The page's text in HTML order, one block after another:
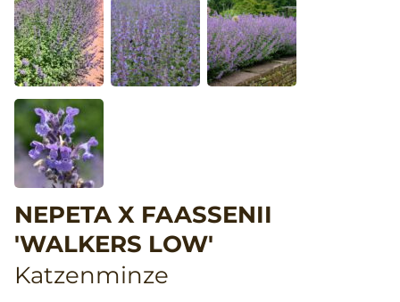
NEPETA X FAASSENII
'WALKERS LOW'
Katzenminze